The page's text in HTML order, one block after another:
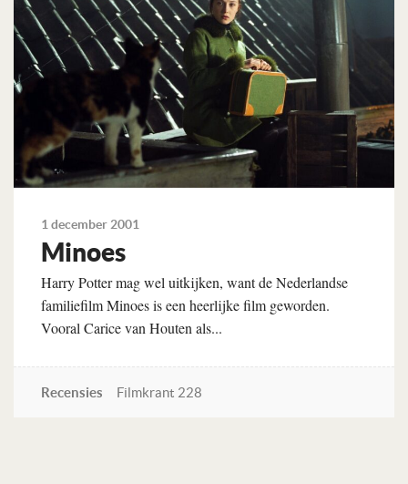
1 december 2001
Minoes
Harry Potter mag wel uitkijken, want de Nederlandse
familiefilm Minoes is een heerlijke film geworden.
Vooral Carice van Houten als...
Recensies Filmkrant 228